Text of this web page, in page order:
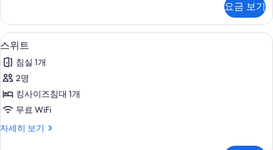
즈
침
대
개
사
진
모
위
트,
킹
이
즈
대
자
요금 보기
스
위
트
사
진
두
스위트 | 고급 침구, 미니바, 객실 내 금
4
스위트
침실 1개
2명
킹사이즈침대 1개
무료 WiFi
자세히 보기
스